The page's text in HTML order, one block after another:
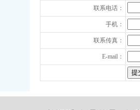
联系电话：
手机：
联系传真：
E-mail：